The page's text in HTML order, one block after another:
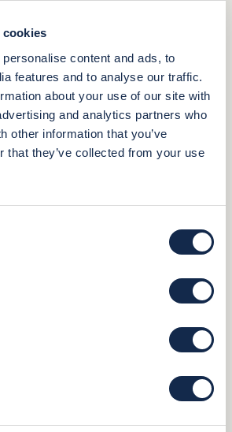
cookies
content and ads, to
features and to analyse our traffic.
about your use of our site with
and analytics partners who
other information that you’ve
that they’ve collected from your use
del polo si gioca alle Olimpiadi.
1904
OPEN POLO CHAMPIONSHIP
squadra americana sconfigge la squadra
US Open Polo Championship.
1973
gestire i suoi marchi e promuovere lo sport